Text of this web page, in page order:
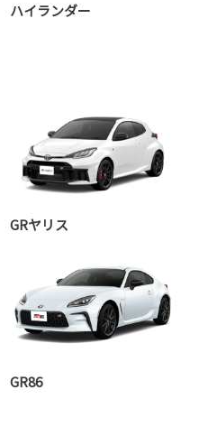
ハイランダー
GRヤリス
GR86